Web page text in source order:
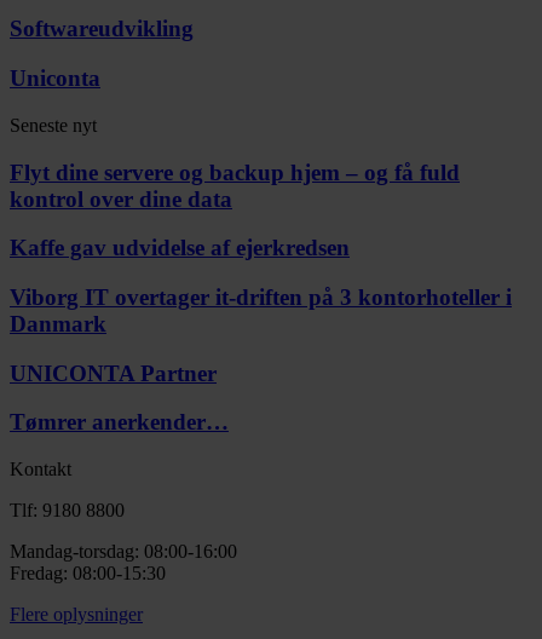
Softwareudvikling
Uniconta
Seneste nyt
Flyt dine servere og backup hjem – og få fuld
kontrol over dine data
Kaffe gav udvidelse af ejerkredsen
Viborg IT overtager it-driften på 3 kontorhoteller i
Danmark
UNICONTA Partner
Tømrer anerkender…
Kontakt
Tlf: 9180 8800
Mandag-torsdag: 08:00-16:00
Fredag: 08:00-15:30
Flere oplysninger